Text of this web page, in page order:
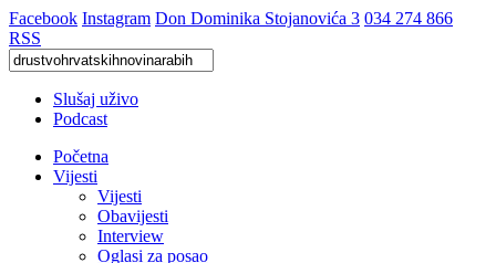
Facebook Instagram Don Dominika Stojanovića 3 034 274 866
RSS
Slušaj uživo
Podcast
Početna
Vijesti
Vijesti
Obavijesti
Interview
Oglasi za posao